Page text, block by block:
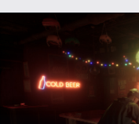
felgyógyítanod
hosszú heal
ember próbál
egy szűk
túlerő meg ugye
városban. Szóval
találtam a